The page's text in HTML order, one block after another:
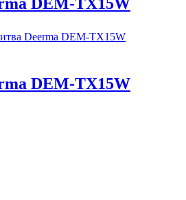
DEM-TX15W